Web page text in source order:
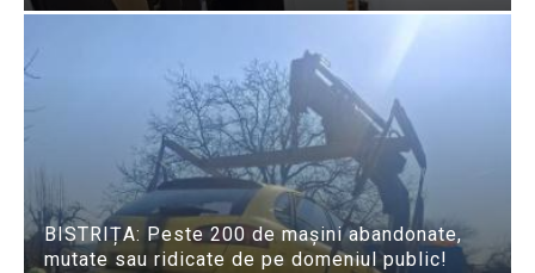
BISTRIȚA: Peste 200 de mașini abandonate,
mutate sau ridicate de pe domeniul public!